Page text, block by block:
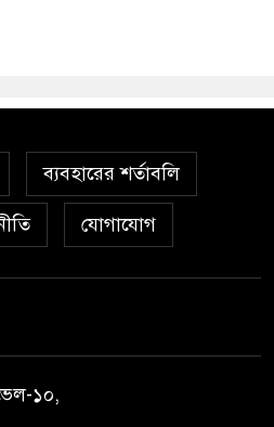
ব্যবহারের শর্তাবলি
যোগাযোগ
১০,